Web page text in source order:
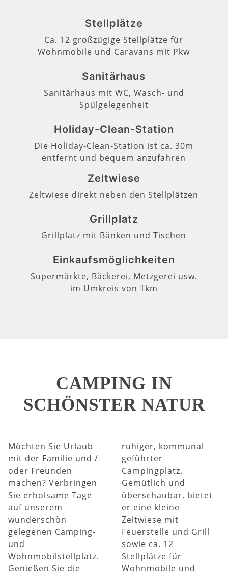
Stellplätze
Ca. 12 großzügige Stellplätze für
Wohnmobile und Caravans mit Pkw
Sanitärhaus
Sanitärhaus mit WC, Wasch- und
Spülgelegenheit
Holiday-Clean-Station
Die Holiday-Clean-Station ist ca. 30m
entfernt und bequem anzufahren
Zeltwiese
Zeltwiese direkt neben den Stellplätzen
Grillplatz
Grillplatz mit Bänken und Tischen
Einkaufsmöglichkeiten
Supermärkte, Bäckerei, Metzgerei usw.
im Umkreis von 1km
CAMPING IN
SCHÖNSTER NATUR
Möchten Sie Urlaub
mit der Familie und /
oder Freunden
machen? Verbringen
Sie erholsame Tage
auf unserem
wunderschön
gelegenen Camping-
und
Wohnmobilstellplatz.
Genießen Sie die
ruhiger, kommunal
geführter
Campingplatz.
Gemütlich und
überschaubar, bietet
er eine kleine
Zeltwiese mit
Feuerstelle und Grill
sowie ca. 12
Stellplätze für
Wohnmobile und